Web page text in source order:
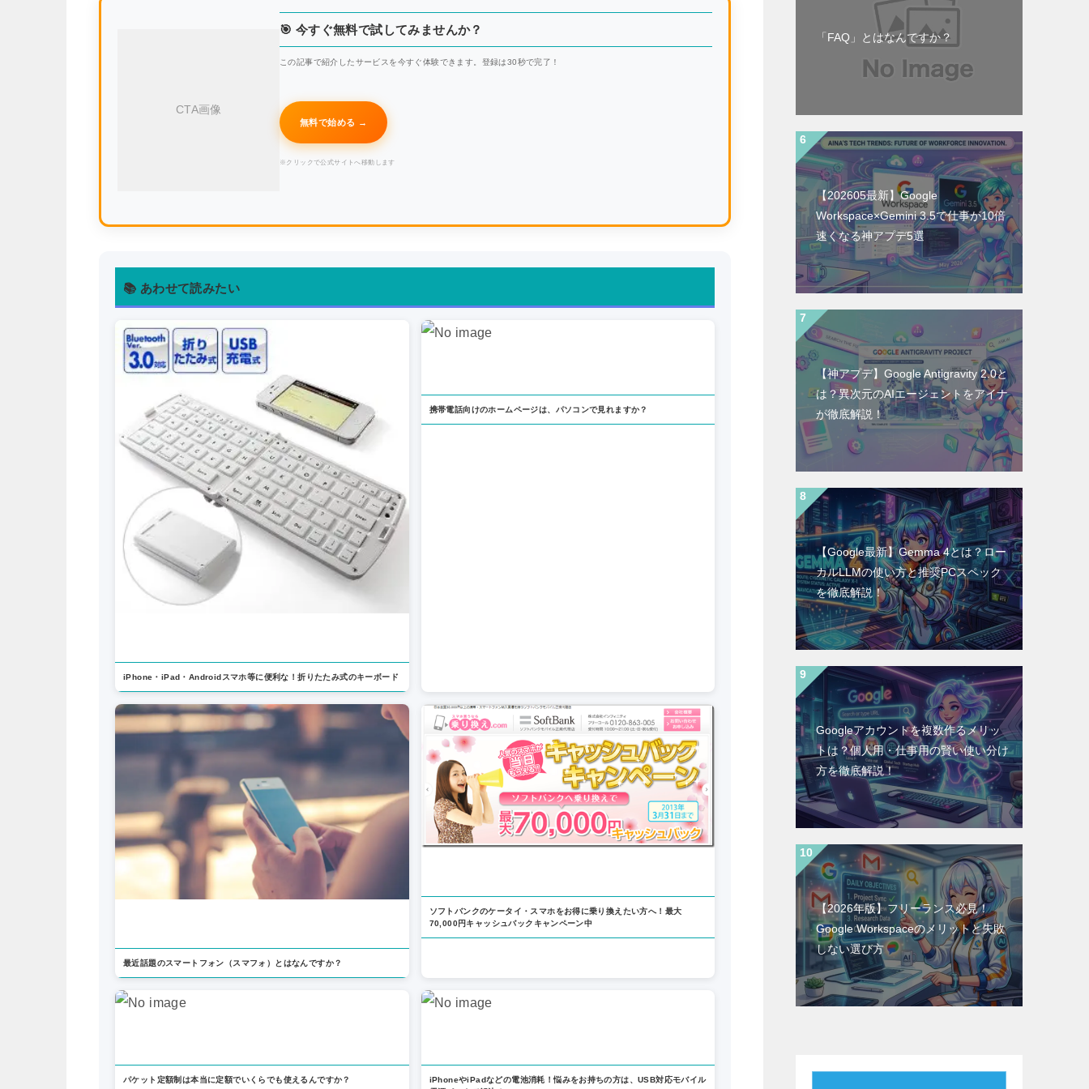
CTA画像
🎯 今すぐ無料で試してみませんか？
この記事で紹介したサービスを今すぐ体験できます。登録は30秒で完了！
無料で始める →
※クリックで公式サイトへ移動します
📚 あわせて読みたい
iPhone・iPad・Androidスマホ等に便利な！折りたたみ式のキーボード
携帯電話向けのホームページは、パソコンで見れますか？
最近話題のスマートフォン（スマフォ）とはなんですか？
ソフトバンクのケータイ・スマホをお得に乗り換えたい方へ！最大
70,000円キャッシュバックキャンペーン中
パケット定額制は本当に定額でいくらでも使えるんですか？
iPhoneやiPadなどの電池消耗！悩みをお持ちの方は、USB対応モバイル
「FAQ」とはなんですか？
【202605最新】Google
Workspace×Gemini 3.5で仕事が10倍
速くなる神アプデ5選
【神アプデ】Google Antigravity 2.0と
は？異次元のAIエージェントをアイナ
が徹底解説！
【Google最新】Gemma 4とは？ロー
カルLLMの使い方と推奨PCスペック
を徹底解説！
Googleアカウントを複数作るメリッ
トは？個人用・仕事用の賢い使い分け
方を徹底解説！
【2026年版】フリーランス必見！
Google Workspaceのメリットと失敗
しない選び方